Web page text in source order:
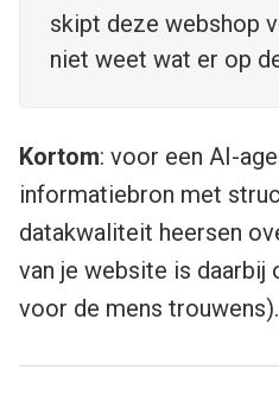
skipt deze webshop
niet weet wat er op
Kortom: voor een AI-
informatiebron met
datakwaliteit heersen
van je website is daarbij
voor de mens trouwens).